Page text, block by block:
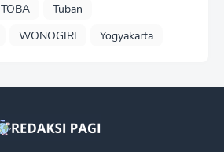
TOBA
Tuban
WONOGIRI Yogyakarta